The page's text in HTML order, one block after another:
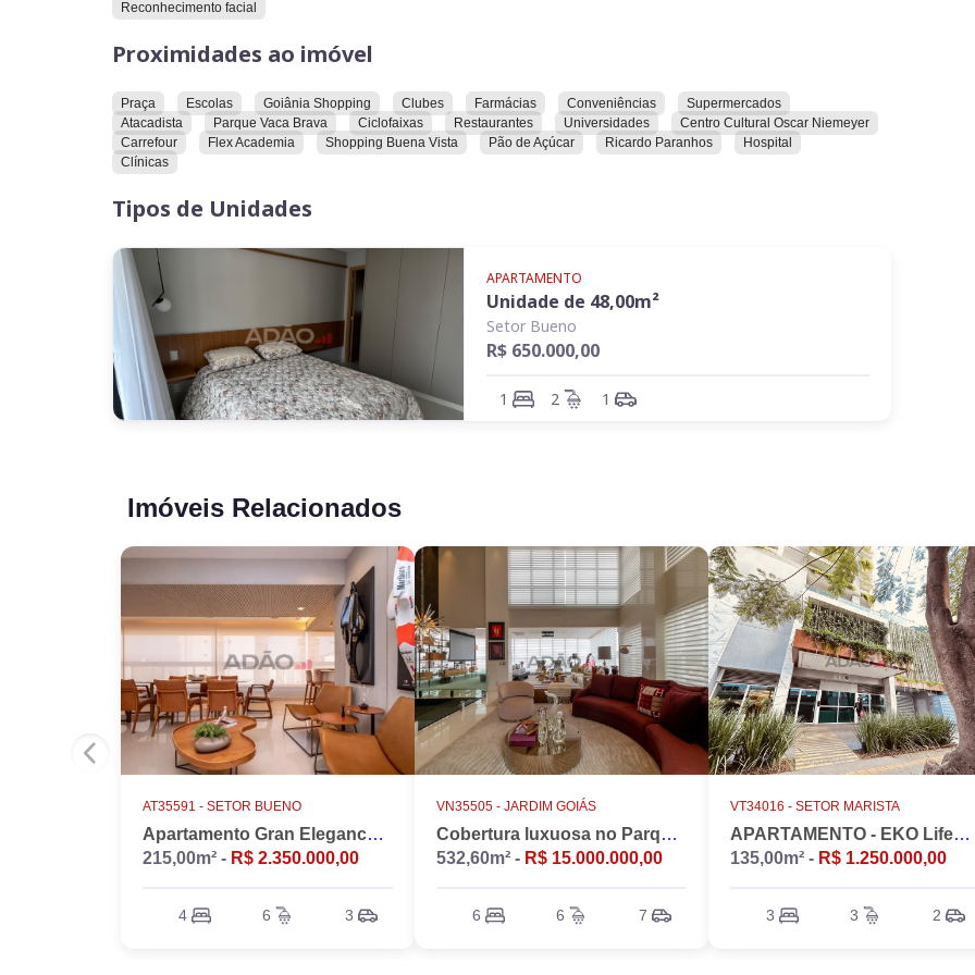
Reconhecimento facial
Proximidades ao imóvel
Praça Escolas Goiânia Shopping Clubes Farmácias Conveniências
Supermercados
Atacadista
Parque Vaca Brava Ciclofaixas Restaurantes Universidades
Centro Cultural Oscar Niemeyer
Carrefour
Flex Academia Shopping Buena Vista Pão de Açúcar Ricardo Paranhos
Hospital
Clínicas
Tipos de Unidades
APARTAMENTO
Unidade de 48,00m²
Setor Bueno
R$ 650.000,00
1 2 1
Imóveis Relacionados
AT35591 - SETOR BUENO
Apartamento Gran Elegance - 4 suites + Home Office
215,00m² - R$ 2.350.000,00
4 6 3
VN35505 - JARDIM GOIÁS
Cobertura luxuosa no Parque Flamboyant, Jardim Goiás. Duplex, 533m2, 4 suítes, Piscina, 7 vagas, nascente.
532,60m² - R$ 15.000.000,00
6 6 7
VT34016 - SETOR MARISTA
APARTAMENTO - EKO LifeStyle
135,00m² - R$ 1.250.000,00
3 3 2